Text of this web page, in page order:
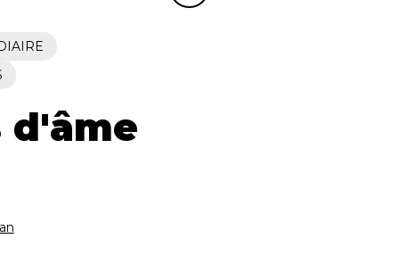
Quatuor de saxophones
d'âme